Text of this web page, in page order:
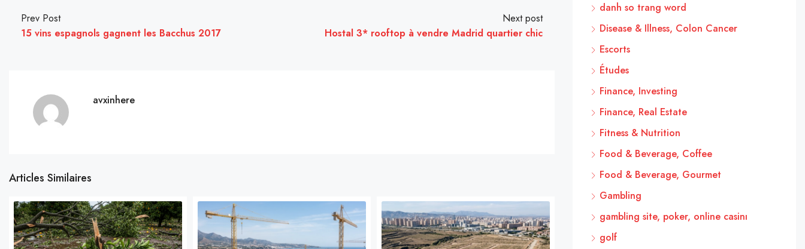
Prev Post
15 vins espagnols gagnent les Bacchus 2017
Next post
Hostal 3* rooftop à vendre Madrid quartier chic
avxinhere
Articles Similaires
danh so trang word
Disease & Illness, Colon Cancer
Escorts
Études
Finance, Investing
Finance, Real Estate
Fitness & Nutrition
Food & Beverage, Coffee
Food & Beverage, Gourmet
Gambling
gambling site, poker, online casinı
golf